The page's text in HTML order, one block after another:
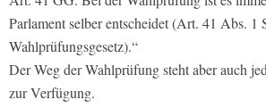
Parlament selber entscheidet (Art. 41 Abs. 1
Wahlprüfungsgesetz).“
Der Weg der Wahlprüfung steht aber auch
zur Verfügung.